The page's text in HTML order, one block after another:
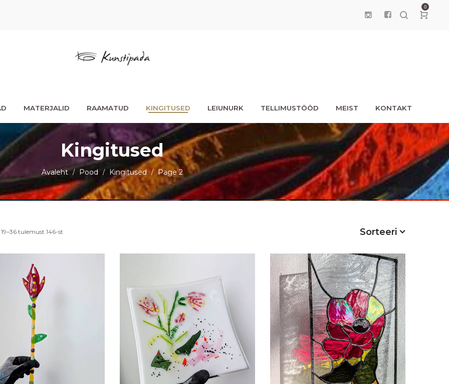
0
MATERJALID RAAMATUD KINGITUSED LEIUNURK TELLIMUSTÖÖD MEIST KONTAKT
Kingitused
Avaleht / Pood / Kingitused / Page 2
tulemust 146-st
latest
Sorteeri